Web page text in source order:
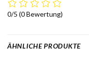
0/5 (0 Bewertung)
ÄHNLICHE PRODUKTE